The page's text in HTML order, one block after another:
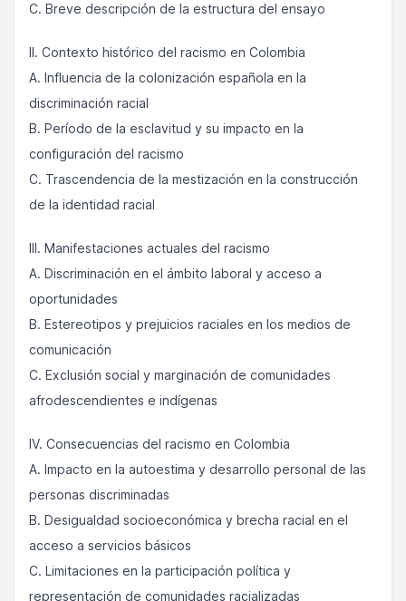
C. Breve descripción de la estructura del ensayo
II. Contexto histórico del racismo en Colombia
A. Influencia de la colonización española en la
discriminación racial
B. Período de la esclavitud y su impacto en la
configuración del racismo
C. Trascendencia de la mestización en la construcción
de la identidad racial
III. Manifestaciones actuales del racismo
A. Discriminación en el ámbito laboral y acceso a
oportunidades
B. Estereotipos y prejuicios raciales en los medios de
comunicación
C. Exclusión social y marginación de comunidades
afrodescendientes e indígenas
IV. Consecuencias del racismo en Colombia
A. Impacto en la autoestima y desarrollo personal de las
personas discriminadas
B. Desigualdad socioeconómica y brecha racial en el
acceso a servicios básicos
C. Limitaciones en la participación política y
representación de comunidades racializadas